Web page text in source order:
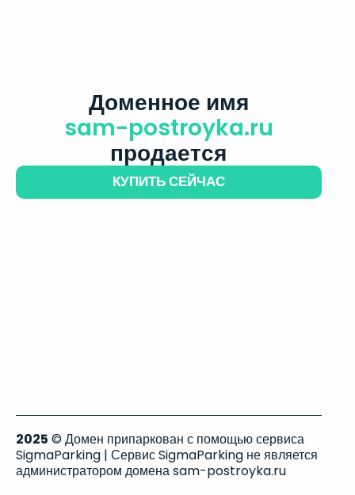
Доменное имя
sam-postroyka.ru
продается
КУПИТЬ СЕЙЧАС
2025 © Домен припаркован с помощью сервиса
SigmaParking | Сервис SigmaParking не является
администратором домена sam-postroyka.ru